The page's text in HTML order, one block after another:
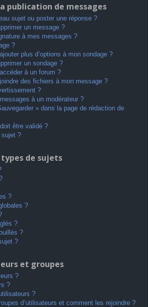
publication de messages
sujet ou poster une réponse ?
un message ?
à mes messages ?
?
plus d’options à mon sondage ?
un sondage ?
à un forum ?
des fichiers à mon message ?
?
à un modérateur ?
» dans la page de rédaction de
être validé ?
sujet ?
de sujets
?
?
?
?
?
et groupes
?
?
?
d’utilisateurs et comment les rejoindre ?